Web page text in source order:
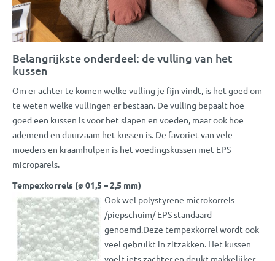
Belangrijkste onderdeel: de vulling van het
kussen
Om er achter te komen welke vulling je fijn vindt, is het goed om
te weten welke vullingen er bestaan. De vulling bepaalt hoe
goed een kussen is voor het slapen en voeden, maar ook hoe
ademend en duurzaam het kussen is. De favoriet van vele
moeders en kraamhulpen is het voedingskussen met EPS-
microparels.
Tempexkorrels (ø 01,5 – 2,5 mm)
Ook wel polystyrene microkorrels
/piepschuim/ EPS standaard
genoemd.Deze tempexkorrel wordt ook
veel gebruikt in zitzakken. Het kussen
voelt iets zachter en deukt makkelijker